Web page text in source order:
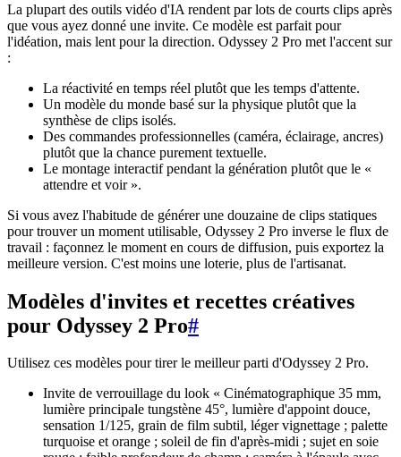
La plupart des outils vidéo d'IA rendent par lots de courts clips après
que vous ayez donné une invite. Ce modèle est parfait pour
l'idéation, mais lent pour la direction. Odyssey 2 Pro met l'accent sur
:
La réactivité en temps réel plutôt que les temps d'attente.
Un modèle du monde basé sur la physique plutôt que la
synthèse de clips isolés.
Des commandes professionnelles (caméra, éclairage, ancres)
plutôt que la chance purement textuelle.
Le montage interactif pendant la génération plutôt que le «
attendre et voir ».
Si vous avez l'habitude de générer une douzaine de clips statiques
pour trouver un moment utilisable, Odyssey 2 Pro inverse le flux de
travail : façonnez le moment en cours de diffusion, puis exportez la
meilleure version. C'est moins une loterie, plus de l'artisanat.
Modèles d'invites et recettes créatives
pour Odyssey 2 Pro#
Utilisez ces modèles pour tirer le meilleur parti d'Odyssey 2 Pro.
Invite de verrouillage du look « Cinématographique 35 mm,
lumière principale tungstène 45°, lumière d'appoint douce,
sensation 1/125, grain de film subtil, léger vignettage ; palette
turquoise et orange ; soleil de fin d'après-midi ; sujet en soie